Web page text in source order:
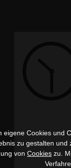
eigene Cookies und
zu gestalten
von Cookies zu.